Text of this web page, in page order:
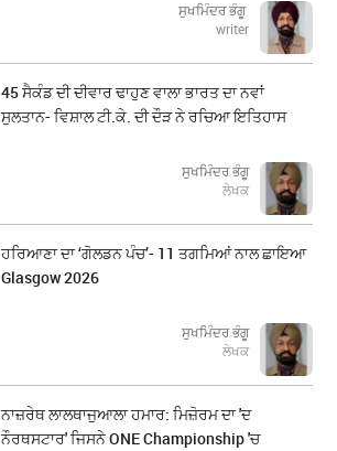
ਸੁਖਮਿੰਦਰ ਭੰਗੂ
writer
45 ਸੈਕੰਡ ਦੀ ਦੀਵਾਰ ਢਾਹੁਣ ਵਾਲਾ ਭਾਰਤ ਦਾ ਨਵਾਂ
ਸੁਲਤਾਨ- ਵਿਸ਼ਾਲ ਟੀ.ਕੇ. ਦੀ ਦੌੜ ਨੇ ਰਚਿਆ ਇਤਿਹਾਸ
ਸੁਖਮਿੰਦਰ ਭੰਗੂ
ਲੇਖਕ
ਹਰਿਆਣਾ ਦਾ ‘ਗੋਲਡਨ ਪੰਚ’- 11 ਤਗਮਿਆਂ ਨਾਲ ਛਾਇਆ
Glasgow 2026
ਸੁਖਮਿੰਦਰ ਭੰਗੂ
ਲੇਖਕ
ਨਾਜ਼ਰੇਥ ਲਾਲਥਾਜੁਆਲਾ ਹਮਾਰ: ਮਿਜ਼ੋਰਮ ਦਾ 'ਦ
ਨੌਰਥਸਟਾਰ' ਜਿਸਨੇ ONE Championship 'ਚ